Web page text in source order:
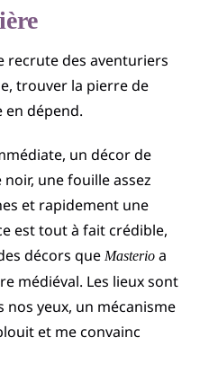
recrute des aventuriers
trouver la pierre de
en dépend.
un décor de
une fouille assez
et rapidement une
est tout à fait crédible,
décors que Masterio a
médiéval. Les lieux sont
nos yeux, un mécanisme
et me convainc